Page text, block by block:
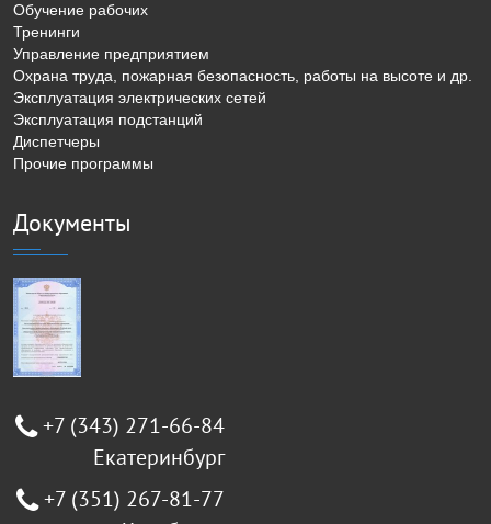
Обучение рабочих
Тренинги
Управление предприятием
Охрана труда, пожарная безопасность, работы на высоте и др.
Эксплуатация электрических сетей
Эксплуатация подстанций
Диспетчеры
Прочие программы
Документы
+7 (343) 271-66-84
Екатеринбург
+7 (351) 267-81-77